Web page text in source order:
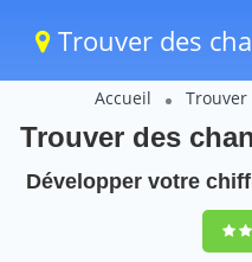
Trouver des
Accueil
Trouver des
Développer votre